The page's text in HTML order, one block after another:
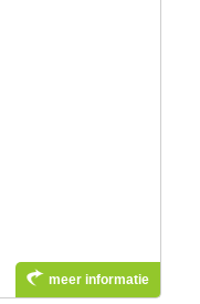
meer informatie